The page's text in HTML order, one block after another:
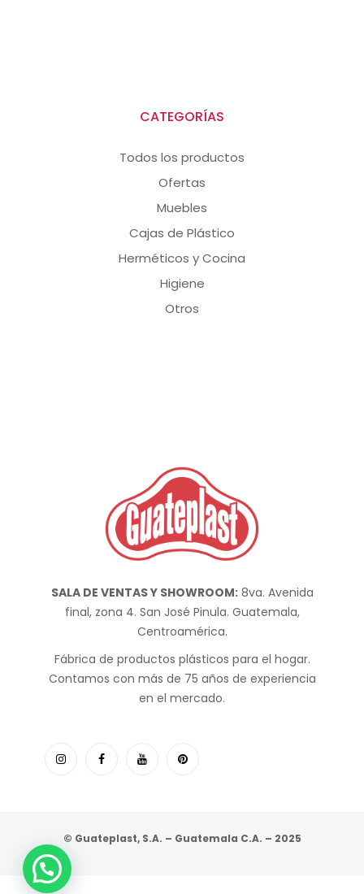
CATEGORÍAS
Todos los productos
Ofertas
Muebles
Cajas de Plástico
Herméticos y Cocina
Higiene
Otros
SALA DE VENTAS Y SHOWROOM:8va. Avenida
final, zona 4. San José Pinula. Guatemala,
Centroamérica.
Fábrica de productos plásticos para el hogar.
Contamos con más de 75 años de experiencia
en el mercado.
© Guateplast, S.A. – Guatemala C.A. – 2025